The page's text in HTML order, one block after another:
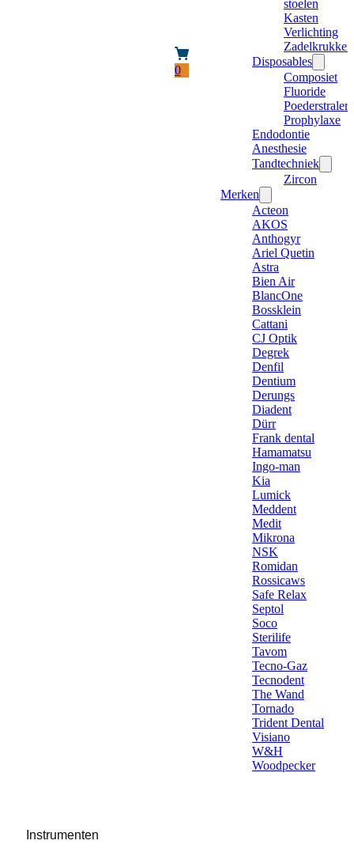
0
stoelen
Kasten
Verlichting
Zadelkrukken
Disposables
Composiet
Fluoride
Poederstraler
Prophylaxe
Endodontie
Anesthesie
Tandtechniek
Zircon
Merken
Acteon
AKOS
Anthogyr
Ariel Quetin
Astra
Bien Air
BlancOne
Bossklein
Cattani
CJ Optik
Degrek
Denfil
Dentium
Derungs
Diadent
Dürr
Frank dental
Hamamatsu
Ingo-man
Kia
Lumick
Meddent
Medit
Mikrona
NSK
Romidan
Rossicaws
Safe Relax
Septol
Soco
Sterilife
Tavom
Tecno-Gaz
Tecnodent
The Wand
Tornado
Trident Dental
Visiano
W&H
Woodpecker
Instrumenten